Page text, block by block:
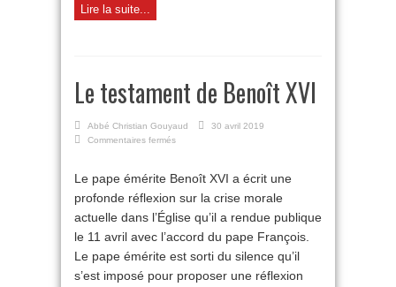
Lire la suite...
Le testament de Benoît XVI
Abbé Christian Gouyaud
30 avril 2019
Commentaires fermés
de
Benoît
Le pape émérite Benoît XVI a écrit une
profonde réflexion sur la crise morale
actuelle dans l’Église qu’il a rendue publique
le 11 avril avec l’accord du pape François.
Le pape émérite est sorti du silence qu’il
s’est imposé pour proposer une réflexion